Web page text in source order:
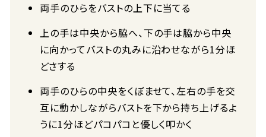
両手のひらをバストの上下に当てる
上の手は中央から脇へ、下の手は脇から中央
に向かってバストの丸みに沿わせながら1分ほ
どさする
両手のひらの中央をくぼませて、左右の手を交
互に動かしながらバストを下から持ち上げるよ
うに1分ほどパコパコと優しく叩かく